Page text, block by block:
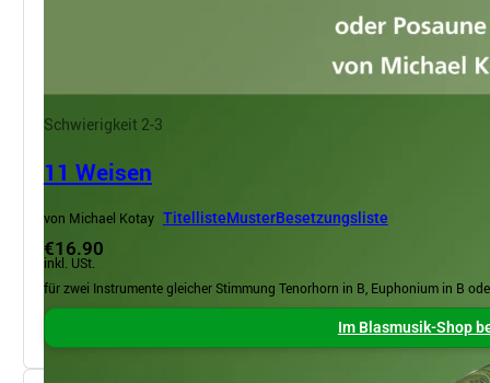
Schwierigkeit 2-3
11 Weisen
von Michael Kotay TitellisteMusterBesetzungsliste
€16.90
inkl. USt.
für zwei Instrumente gleicher Stimmung Tenorhorn in B, Euphonium in B
Im Blasmusik-Shop